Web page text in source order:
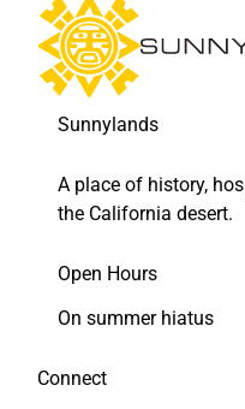
Sunnylands
A place of history,
the California desert.
Open Hours
On summer hiatus
Connect